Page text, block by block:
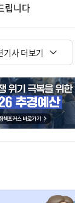
립니다
기사 더보기